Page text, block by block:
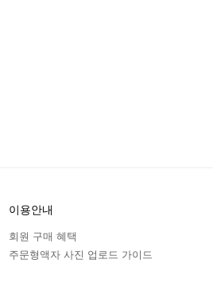
이용안내
회원 구매 혜택
주문형액자 사진 업로드 가이드